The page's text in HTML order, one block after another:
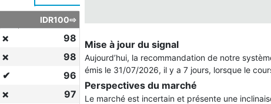
IDR100⇨
❌
98
❌
98
✔
96
❌
97
Mise à jour du signal
Aujourd’hui, la recommandation de notre
émis le 31/07/2026, il y a 7 jours, lorsque le
Perspectives du marché
Le marché est incertain et présente une